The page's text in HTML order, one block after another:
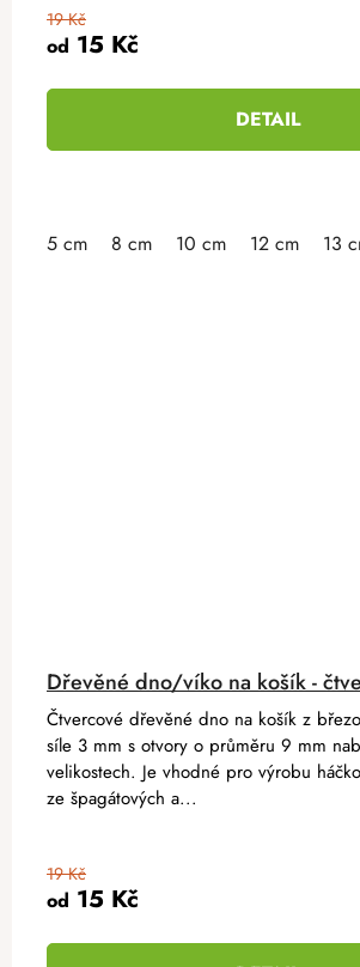
od 15 Kč
19 Kč
DETAIL
5 cm 8 cm 10 cm 12 cm 13
Dřevěné dno/víko na košík -
od 15 Kč
19 Kč
Čtvercové dřevěné dno na košík z
síle 3 mm s otvory o průměru 9 mm
velikostech. Je vhodné pro výrobu
ze špagátových a...